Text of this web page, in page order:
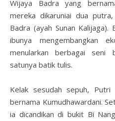
Wijaya Badra yang
mereka dikaruniai dua
Badra (ayah Sunan
ibunya mengembangkan
menularkan berbagai seni
satunya batik tulis.
Kelak sesudah sepuh,
bernama Kumudhawardani.
ia dicandikan di bukit Bi